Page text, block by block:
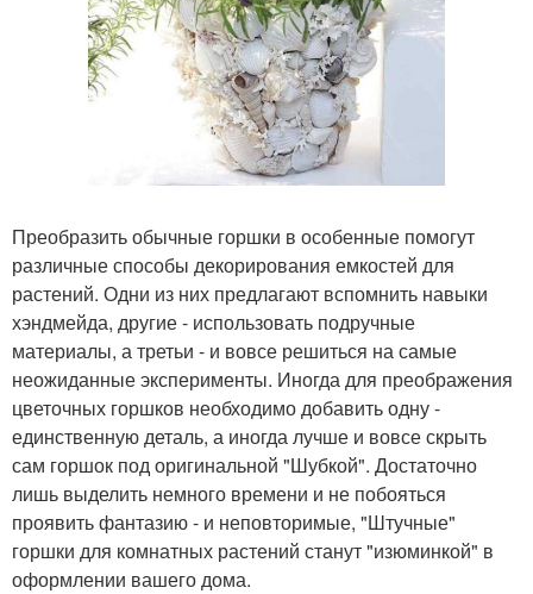
Преобразить обычные горшки в особенные помогут
различные способы декорирования емкостей для
растений. Одни из них предлагают вспомнить навыки
хэндмейда, другие - использовать подручные
материалы, а третьи - и вовсе решиться на самые
неожиданные эксперименты. Иногда для преображения
цветочных горшков необходимо добавить одну -
единственную деталь, а иногда лучше и вовсе скрыть
сам горшок под оригинальной "Шубкой". Достаточно
лишь выделить немного времени и не побояться
проявить фантазию - и неповторимые, "Штучные"
горшки для комнатных растений станут "изюминкой" в
оформлении вашего дома.